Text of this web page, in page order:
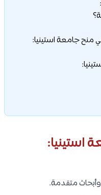
منح جامعة استينيا:
استينيا:
متقدمة.